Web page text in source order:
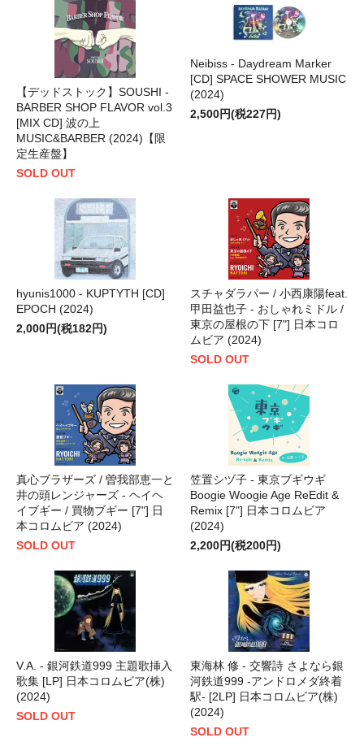
【デッドストック】SOUSHI -
BARBER SHOP FLAVOR vol.3
[MIX CD] 波の上
MUSIC&BARBER (2024)【限
定生産盤】
SOLD OUT
Neibiss - Daydream Marker
[CD] SPACE SHOWER MUSIC
(2024)
2,500円(税227円)
hyunis1000 - KUPTYTH [CD]
EPOCH (2024)
2,000円(税182円)
スチャダラパー / 小西康陽feat.
甲田益也子 - おしゃれミドル /
東京の屋根の下 [7"] 日本コロ
ムビア (2024)
SOLD OUT
真心ブラザーズ / 曽我部恵一と
井の頭レンジャーズ - ヘイヘ
イブギー / 買物ブギー [7"] 日
本コロムビア (2024)
SOLD OUT
笠置シヅ子 - 東京ブギウギ
Boogie Woogie Age ReEdit &
Remix [7"] 日本コロムビア
(2024)
2,200円(税200円)
V.A. - 銀河鉄道999 主題歌挿入
歌集 [LP] 日本コロムビア(株)
(2024)
SOLD OUT
東海林 修 - 交響詩 さよなら銀
河鉄道999 -アンドロメダ終着
駅- [2LP] 日本コロムビア(株)
(2024)
SOLD OUT